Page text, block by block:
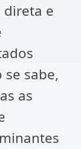
direta e
sabe,
as